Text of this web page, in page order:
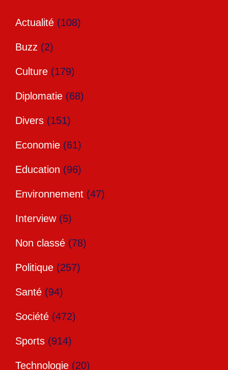
Actualité (108)
Buzz (2)
Culture (179)
Diplomatie (68)
Divers (151)
Economie (61)
Education (96)
Environnement (47)
Interview(5)
Non classé (78)
Politique (257)
Santé (94)
Société (472)
Sports (914)
Technologie (20)